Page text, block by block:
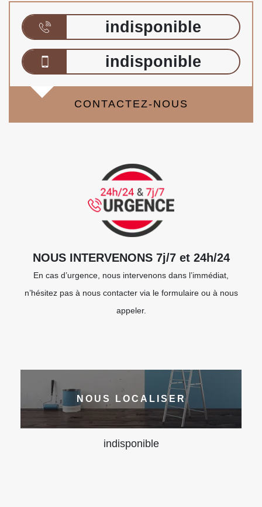
indisponible
indisponible
CONTACTEZ-NOUS
NOUS INTERVENONS 7j/7 et 24h/24
En cas d’urgence, nous intervenons dans l’immédiat,
n’hésitez pas à nous contacter via le formulaire ou à nous
appeler.
NOUS LOCALISER
indisponible